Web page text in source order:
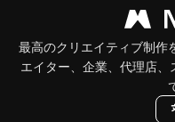
最高のクリエイティブ制作
エイター、企業、代理店